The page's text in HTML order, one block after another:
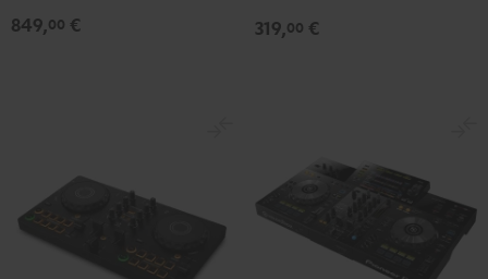
849,00 € 319,00 €